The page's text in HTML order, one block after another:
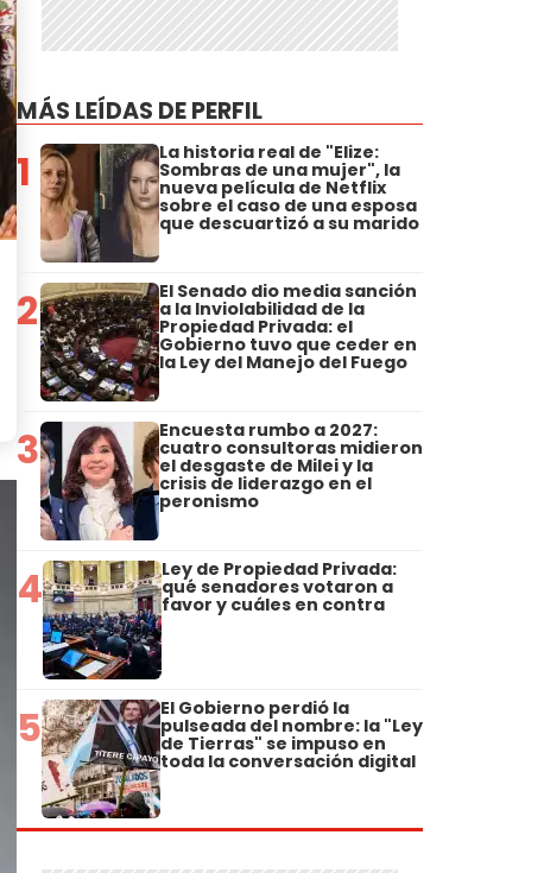
MÁS LEÍDAS DE PERFIL
1 La historia real de "Elize:
Sombras de una mujer", la
nueva película de Netflix
sobre el caso de una esposa
que descuartizó a su marido
2 El Senado dio media sanción
a la Inviolabilidad de la
Propiedad Privada: el
Gobierno tuvo que ceder en
la Ley del Manejo del Fuego
3 Encuesta rumbo a 2027:
cuatro consultoras midieron
el desgaste de Milei y la
crisis de liderazgo en el
peronismo
4 Ley de Propiedad Privada:
qué senadores votaron a
favor y cuáles en contra
5 El Gobierno perdió la
pulseada del nombre: la "Ley
de Tierras" se impuso en
toda la conversación digital